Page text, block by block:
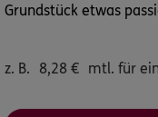
Grundstück etwas
z. B. 8,28 € mtl. für